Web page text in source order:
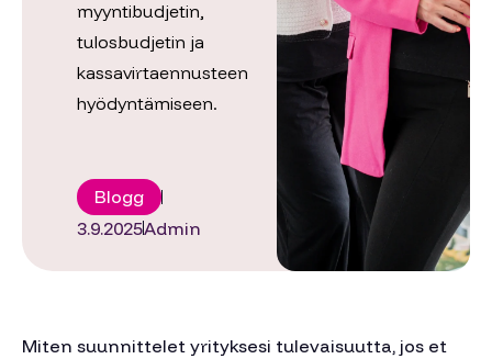
myyntibudjetin,
tulosbudjetin ja
kassavirtaennusteen
hyödyntämiseen.
Blogg
3.9.2025Admin
Miten suunnittelet yrityksesi tulevaisuutta, jos et